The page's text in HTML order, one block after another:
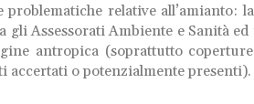
relative all’amianto:
Assessorati Ambiente e Sanità
antropica (soprattutto
accertati o potenzialmente presenti).